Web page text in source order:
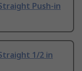
Push-in
1/2 in